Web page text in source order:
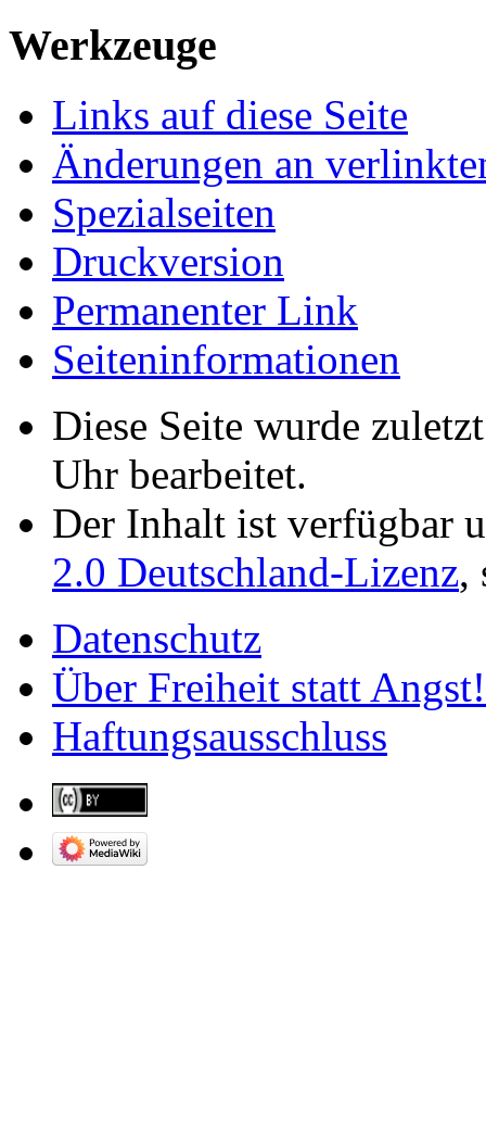
Werkzeuge
Links auf diese Seite
Änderungen an
Spezialseiten
Druckversion
Permanenter Link
Seiten­­informationen
Diese Seite wurde
Uhr bearbeitet.
Der Inhalt ist verfügbar
2.0 Deutschland-Lizenz,
Datenschutz
Über Freiheit statt Angst!
Haftungsausschluss